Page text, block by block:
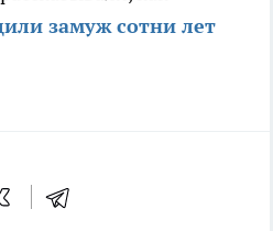
замуж сотни лет